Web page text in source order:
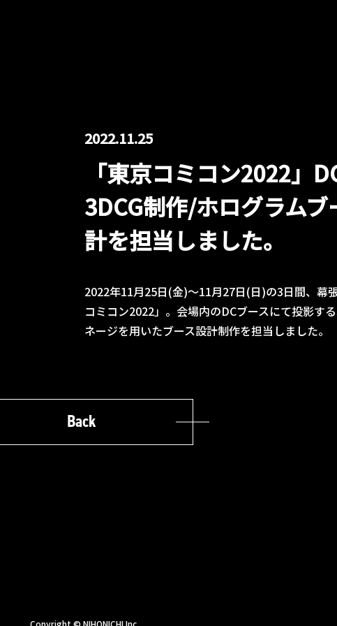
2022.11.25
「東京コミコン2022」
3DCG制作/ホログラム
計を担当しました。
2022年11月25日(金)～11月27日(日)の3日間、幕
コミコン2022」。会場内のDCブースにて投影す
ネージを用いたブース設計制作を担当しました。
Back
Copyright © NIHONICHI Inc.